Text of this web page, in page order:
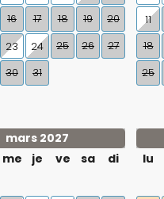
16 17 18 19
20
23 24 25 26
27
30 31
11
18
25
mars 2027
me je ve sa di
lu